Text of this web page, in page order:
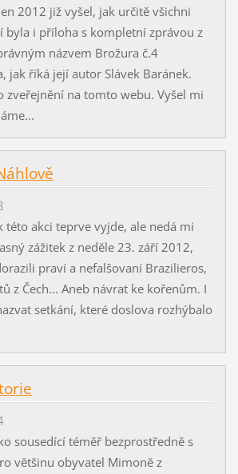
2012 již vyšel, jak určitě všichni
byla i příloha s kompletní zprávou z
názvem Brožura č.4
jak říká její autor Slávek Baránek.
zveřejnění na tomto webu. Vyšel mi
této akci teprve vyjde, ale nedá mi
zážitek z neděle 23. září 2012,
praví a nefalšovaní Brazilieros,
z Čech... Aneb návrat ke kořenům. I
setkání, které doslova rozhýbalo
sousedící téměř bezprostředně s
většinu obyvatel Mimoně z